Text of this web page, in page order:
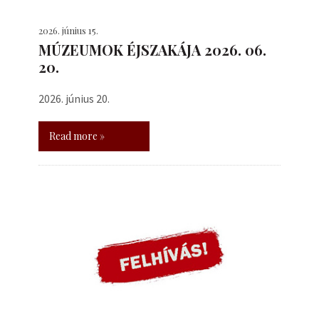
2026. június 15.
MÚZEUMOK ÉJSZAKÁJA 2026. 06.
20.
2026. június 20.
Read more »